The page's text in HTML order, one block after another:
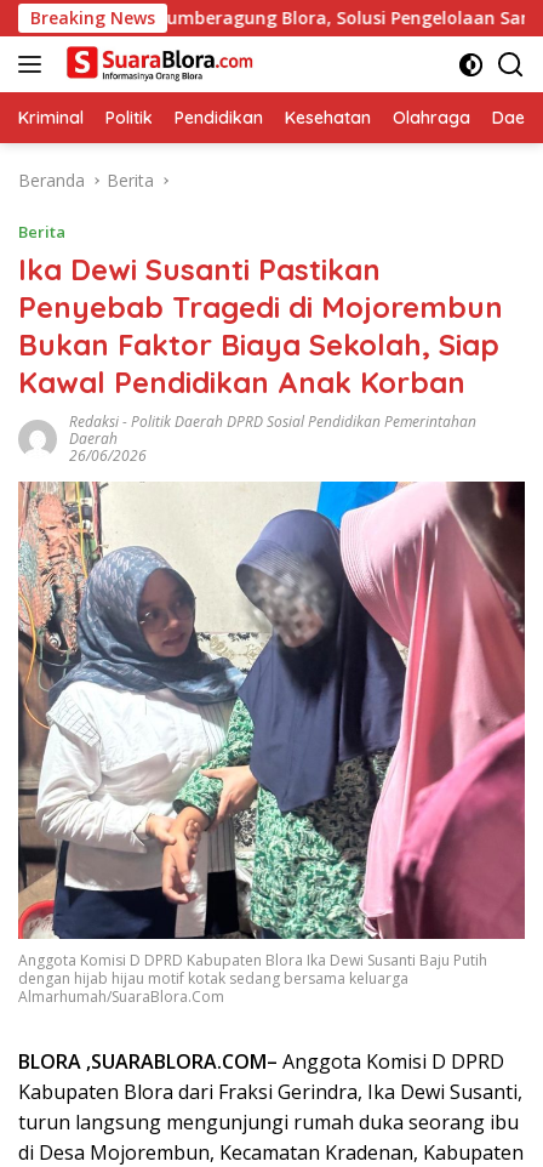
Langsung
ke
konten
Breaking News
Sumberagung Blora, Solusi Pengelolaan Sampah Ramah
Kriminal Politik Pendidikan Kesehatan Olahraga
Beranda Berita
Berita
Ika Dewi Susanti Pastikan
Penyebab Tragedi di Mojorembun
Bukan Faktor Biaya Sekolah, Siap
Kawal Pendidikan Anak Korban
Redaksi-Politik Daerah DPRD Sosial Pendidikan Pemerintahan
Daerah
26/06/2026
Anggota Komisi D DPRD Kabupaten Blora Ika Dewi Susanti Baju Putih
dengan hijab hijau motif kotak sedang bersama keluarga
Almarhumah/SuaraBlora.Com
BLORA ,SUARABLORA.COM– Anggota Komisi D DPRD
Kabupaten Blora dari Fraksi Gerindra, Ika Dewi Susanti,
turun langsung mengunjungi rumah duka seorang ibu
di Desa Mojorembun, Kecamatan Kradenan, Kabupaten